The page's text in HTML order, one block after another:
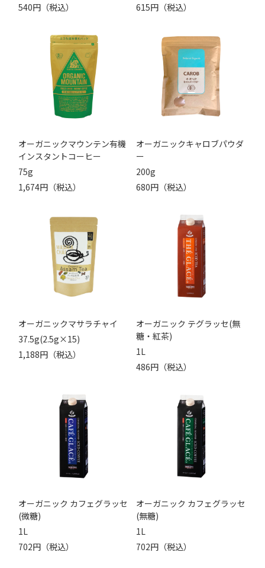
540円（税込）
615円（税込）
オーガニックマウンテン有機
インスタントコーヒー
75g
1,674円（税込）
オーガニックキャロブパウダ
ー
200g
680円（税込）
オーガニックマサラチャイ
37.5g(2.5g×15)
1,188円（税込）
オーガニック テグラッセ(無
糖・紅茶)
1L
486円（税込）
オーガニック カフェグラッセ
(微糖)
1L
702円（税込）
オーガニック カフェグラッセ
(無糖)
1L
702円（税込）